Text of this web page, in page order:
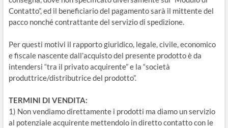
Contatto”, ed il beneficiario del pagamento sarà il mittente del
pacco nonché contrattante del servizio di spedizione.
Per questi motivi il rapporto giuridico, legale, civile, economico
e fiscale nascente dall’acquisto del presente prodotto è da
intendersi “tra il privato acquirente” e la “società
produttrice/distributrice del prodotto”.
TERMINI DI VENDITA:
1) Non vendiamo direttamente i prodotti ma diamo un servizio
al potenziale acquirente mettendolo in diretto contatto con le